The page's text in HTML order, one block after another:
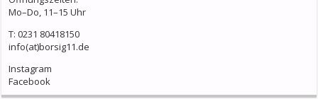
Mo–Do, 11–15 Uhr
T: 0231 80418150
info(at)borsig11.de
Instagram
Facebook